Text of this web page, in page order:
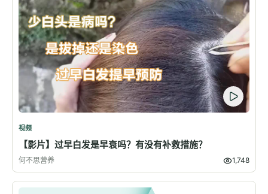
视频
【影片】过早白发是早衰吗？有没有补救措施？
何不思营养 1,748